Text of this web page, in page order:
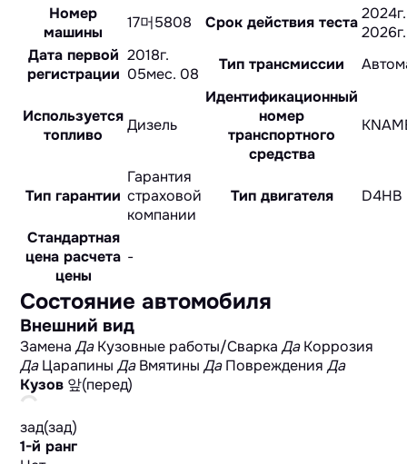
Номер
машины
17머5808 Срок действия теста
Дата первой
регистрации
2018г.
05мес. 08
Тип трансмиссии
Используется
топливо
Дизель
Идентификационный
номер
транспортного
средства
Тип гарантии
Гарантия
страховой
компании
Тип двигателя D4HB
Стандартная
цена расчета
цены
-
Состояние автомобиля
Внешний вид
ЗаменаДа Кузовные работы/СваркаДа Коррозия
Да ЦарапиныДа ВмятиныДа ПоврежденияДа
Кузов 앞(перед)
зад(зад)
1-й ранг